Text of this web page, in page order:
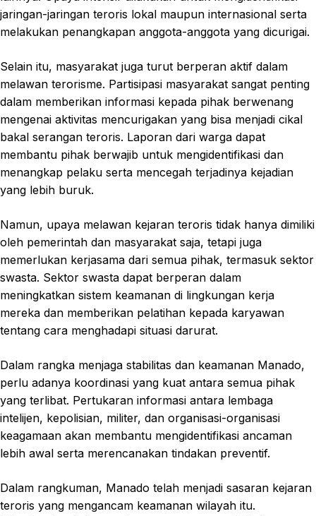
jaringan-jaringan teroris lokal maupun internasional serta
melakukan penangkapan anggota-anggota yang dicurigai.
Selain itu, masyarakat juga turut berperan aktif dalam
melawan terorisme. Partisipasi masyarakat sangat penting
dalam memberikan informasi kepada pihak berwenang
mengenai aktivitas mencurigakan yang bisa menjadi cikal
bakal serangan teroris. Laporan dari warga dapat
membantu pihak berwajib untuk mengidentifikasi dan
menangkap pelaku serta mencegah terjadinya kejadian
yang lebih buruk.
Namun, upaya melawan kejaran teroris tidak hanya dimiliki
oleh pemerintah dan masyarakat saja, tetapi juga
memerlukan kerjasama dari semua pihak, termasuk sektor
swasta. Sektor swasta dapat berperan dalam
meningkatkan sistem keamanan di lingkungan kerja
mereka dan memberikan pelatihan kepada karyawan
tentang cara menghadapi situasi darurat.
Dalam rangka menjaga stabilitas dan keamanan Manado,
perlu adanya koordinasi yang kuat antara semua pihak
yang terlibat. Pertukaran informasi antara lembaga
intelijen, kepolisian, militer, dan organisasi-organisasi
keagamaan akan membantu mengidentifikasi ancaman
lebih awal serta merencanakan tindakan preventif.
Dalam rangkuman, Manado telah menjadi sasaran kejaran
teroris yang mengancam keamanan wilayah itu.